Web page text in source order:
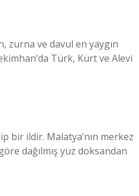
zurna ve davul en yaygın
Türk, Kürt ve Alevi
bir ildir. Malatya’nın merkez
dağılmış yüz doksandan